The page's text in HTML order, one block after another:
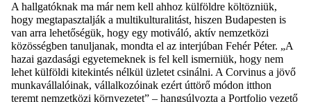
A hallgatóknak ma már nem kell ahhoz külföldre költözniük,
hogy megtapasztalják a multikulturalitást, hiszen Budapesten is
van arra lehetőségük, hogy egy motiváló, aktív nemzetközi
közösségben tanuljanak, mondta el az interjúban Fehér Péter. „A
hazai gazdasági egyetemeknek is fel kell ismerniük, hogy nem
lehet külföldi kitekintés nélkül üzletet csinálni. A Corvinus a jövő
munkavállalóinak, vállalkozóinak ezért úttörő módon itthon
teremt nemzetközi környezetet” – hangsúlyozta a Portfolio vezető